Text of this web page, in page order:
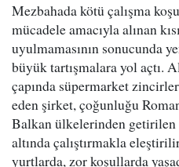
Mezbahada kötü çalışma
mücadele amacıyla alınan
uyulmamasının sonucunda
büyük tartışmalara yol açtı.
çapında süpermarket
eden şirket, çoğunluğu
Balkan ülkelerinden
altında çalıştırmakla
yurtlarda, zor koşullarda